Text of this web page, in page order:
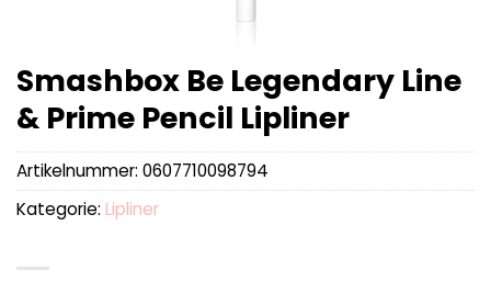
Smashbox Be Legendary Line
& Prime Pencil Lipliner
Artikelnummer: 0607710098794
Kategorie: Lipliner